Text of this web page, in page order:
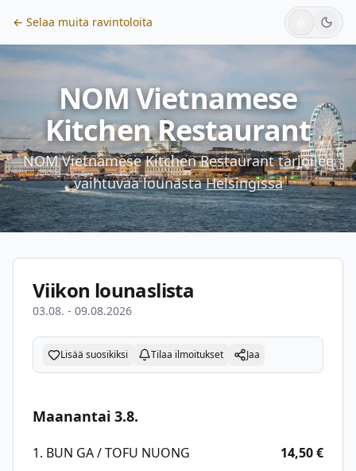
← Selaa muita ravintoloita
NOM Vietnamese
Kitchen Restaurant
NOM Vietnamese Kitchen Restauranttarjoilee
vaihtuvaa lounasta Helsingissä
Viikon lounaslista
03.08. - 09.08.2026
Lisää suosikiksi Tilaa ilmoitukset Jaa
Maanantai 3.8.
1. BUN GA / TOFU NUONG 14,50 €